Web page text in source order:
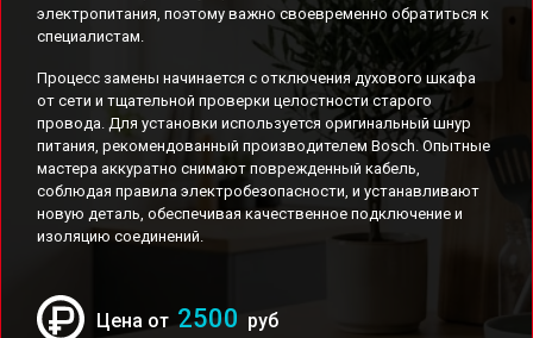
электропитания, поэтому важно своевременно обратиться к
специалистам.
Процесс замены начинается с отключения духового шкафа
от сети и тщательной проверки целостности старого
провода. Для установки используется оригинальный шнур
питания, рекомендованный производителем Bosch. Опытные
мастера аккуратно снимают поврежденный кабель,
соблюдая правила электробезопасности, и устанавливают
новую деталь, обеспечивая качественное подключение и
изоляцию соединений.
Цена от 2500 руб